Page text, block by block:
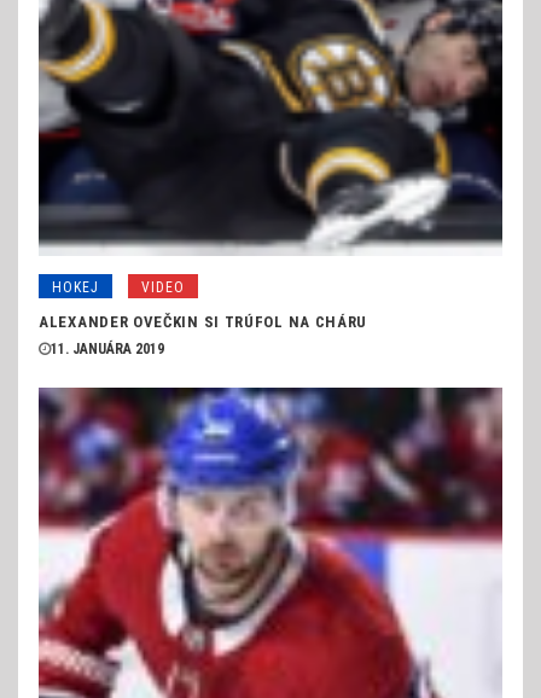
HOKEJ VIDEO
ALEXANDER OVEČKIN SI TRÚFOL NA CHÁRU
11. JANUÁRA 2019